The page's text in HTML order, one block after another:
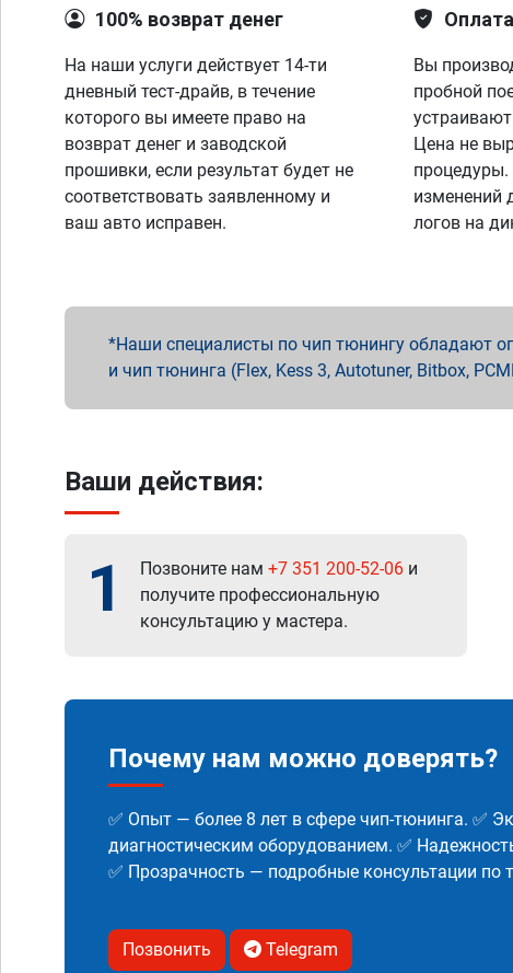
100% возврат денег
На наши услуги действует 14-ти
дневный тест-драйв, в течение
которого вы имеете право на
возврат денег и заводской
прошивки, если результат будет не
соответствовать заявленному и
ваш авто исправен.
Вы
пробной
Цена не
изменений
логов на
Наши специалисты по чип тюнингу обладают
и чип тюнинга (Flex, Kess 3, Autotuner, Bitbox,
Ваши действия:
1 Позвоните нам +7 351 200-52-06 и
получите профессиональную
консультацию у мастера.
Почему нам можно доверять?
✅ Опыт — более 8 лет в сфере чип-тюнинга. ✅
диагностическим оборудованием. ✅
✅ Прозрачность — подробные консультации по
Позвонить Telegram